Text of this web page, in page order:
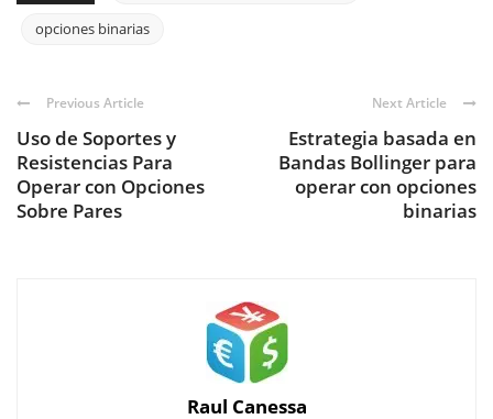
opciones binarias
Previous Article
Uso de Soportes y
Resistencias Para
Operar con Opciones
Sobre Pares
Next Article
Estrategia basada en
Bandas Bollinger para
operar con opciones
binarias
Raul Canessa